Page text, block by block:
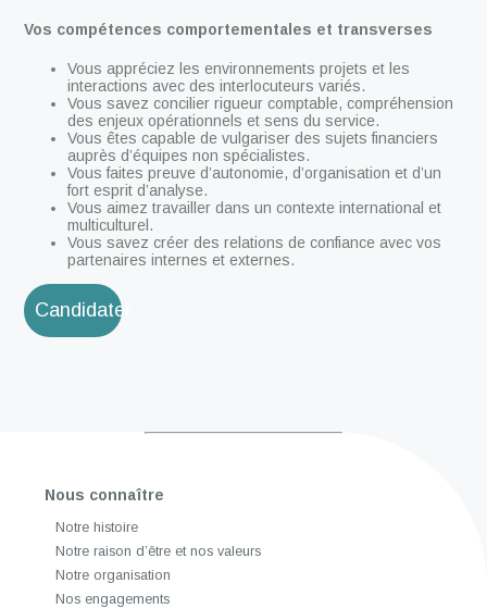
Vos compétences comportementales et transverses
Vous appréciez les environnements projets et les
interactions avec des interlocuteurs variés.
Vous savez concilier rigueur comptable, compréhension
des enjeux opérationnels et sens du service.
Vous êtes capable de vulgariser des sujets financiers
auprès d’équipes non spécialistes.
Vous faites preuve d’autonomie, d’organisation et d’un
fort esprit d’analyse.
Vous aimez travailler dans un contexte international et
multiculturel.
Vous savez créer des relations de confiance avec vos
partenaires internes et externes.
Candidater
Nous connaître
Notre histoire
Notre raison d’être et nos valeurs
Notre organisation
Nos engagements